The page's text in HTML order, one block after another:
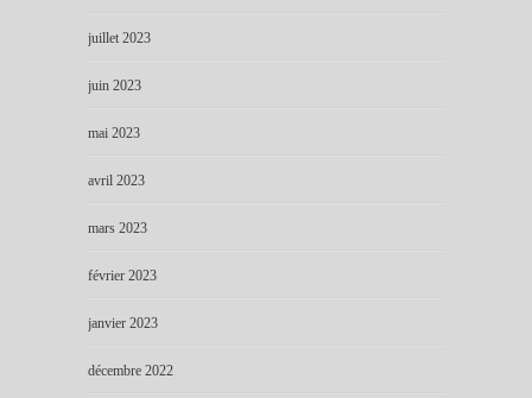
juillet 2023
juin 2023
mai 2023
avril 2023
mars 2023
février 2023
janvier 2023
décembre 2022